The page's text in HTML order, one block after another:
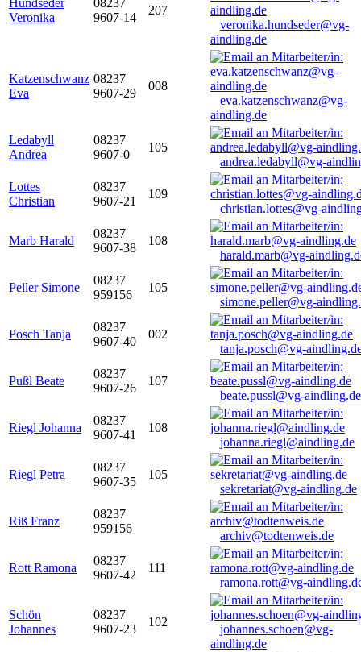
Hundseder
Veronika
08237
9607-14
207
veronika.hundseder@vg-
aindling.de
Katzenschwanz
Eva
08237
9607-29
008
eva.katzenschwanz@vg-
aindling.de
Ledabyll
Andrea
08237
9607-0
105
andrea.ledabyll@vg-
Lottes
Christian
08237
9607-21
109
christian.lottes@vg-
Marb Harald
08237
9607-38
108
harald.marb@vg-
Peller Simone
08237
959156
105
simone.peller@vg-
Posch Tanja
08237
9607-40
002
tanja.posch@vg-
Pußl Beate
08237
9607-26
107
beate.pussl@vg-aindling.de
Riegl Johanna
08237
9607-41
108
johanna.riegl@aindling.de
Riegl Petra
08237
9607-35
105
sekretariat@vg-aindling.de
Riß Franz
08237
959156
archiv@todtenweis.de
Rott Ramona
08237
9607-42
111
ramona.rott@vg-
Schön
Johannes
08237
9607-23
102
johannes.schoen@vg-
aindling.de